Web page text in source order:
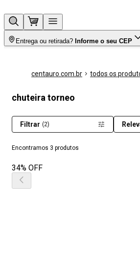
Entrega ou retirada? Informe o seu CEP
centauro.com.br todos os
chuteira torneo
Encontramos 3 produtos
Filtrar (2)
34% OFF